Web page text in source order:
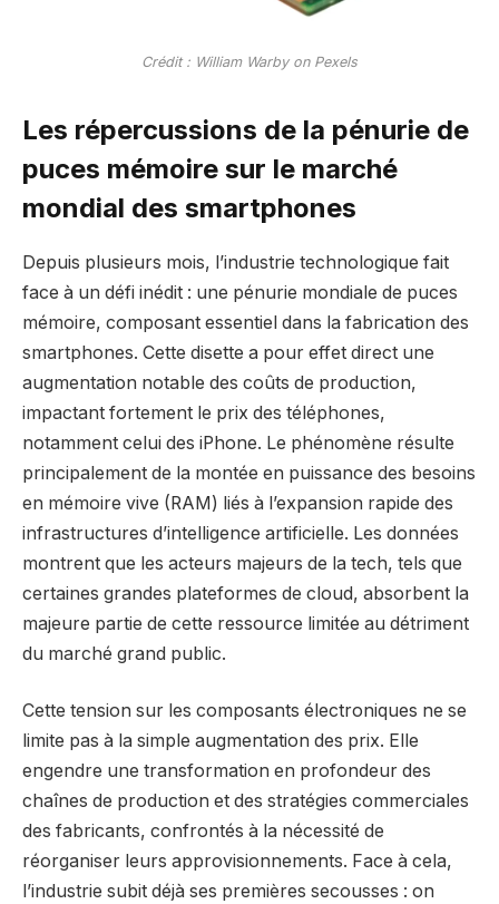
Crédit : William Warby on Pexels
Les répercussions de la pénurie de
puces mémoire sur le marché
mondial des smartphones
Depuis plusieurs mois, l’industrie technologique fait
face à un défi inédit : une pénurie mondiale de puces
mémoire, composant essentiel dans la fabrication des
smartphones. Cette disette a pour effet direct une
augmentation notable des coûts de production,
impactant fortement le prix des téléphones,
notamment celui des iPhone. Le phénomène résulte
principalement de la montée en puissance des besoins
en mémoire vive (RAM) liés à l’expansion rapide des
infrastructures d’intelligence artificielle. Les données
montrent que les acteurs majeurs de la tech, tels que
certaines grandes plateformes de cloud, absorbent la
majeure partie de cette ressource limitée au détriment
du marché grand public.
Cette tension sur les composants électroniques ne se
limite pas à la simple augmentation des prix. Elle
engendre une transformation en profondeur des
chaînes de production et des stratégies commerciales
des fabricants, confrontés à la nécessité de
réorganiser leurs approvisionnements. Face à cela,
l’industrie subit déjà ses premières secousses : on